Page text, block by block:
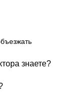
знаете?